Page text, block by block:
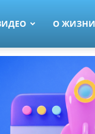
О ЖИЗНИ